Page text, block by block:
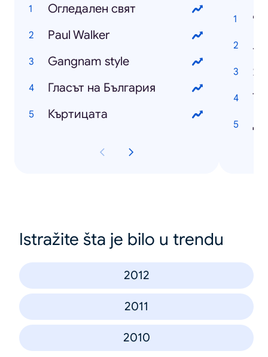
Oгледален свят
Paul Walker
Gangnam style
Гласът на България
Къртицата
Istražite šta je bilo u trendu
2012
2011
2010